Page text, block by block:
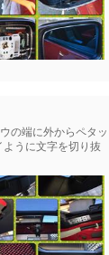
の端に外からペタッ
うに文字を切り抜